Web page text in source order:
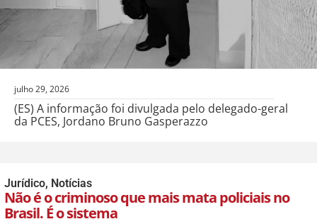
julho 29, 2026
(ES) A informação foi divulgada pelo delegado-geral
da PCES, Jordano Bruno Gasperazzo
Jurídico, Notícias
Não é o criminoso que mais mata policiais no
Brasil. É o sistema